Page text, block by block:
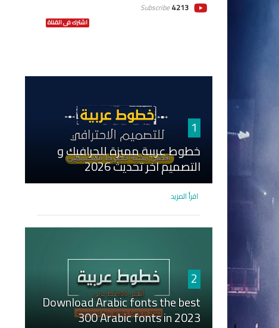
4213
Subscribe
اشترك فى القناة
1
خطوط عربية مميزة للجرافيك و
التصميم اخر تحديث 2026
اقرأ المزيد
2
Download Arabic fonts the best
300 Arabic fonts in 2023